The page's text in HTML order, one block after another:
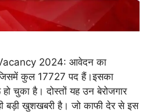
2024: आवेदन का
कुल 17727 पद हैं।इसका
चुका है। दोस्तों यह उन बेरोजगार
बड़ी खुशखबरी है। जो काफी देर से इस